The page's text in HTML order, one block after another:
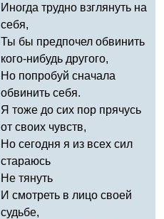
Иногда трудно взглянуть на
себя,
Ты бы предпочел обвинить
кого-нибудь другого,
Но попробуй сначала
обвинить себя.
Я тоже до сих пор прячусь
от своих чувств,
Но сегодня я из всех сил
стараюсь
Не тянуть
И смотреть в лицо своей
судьбе,